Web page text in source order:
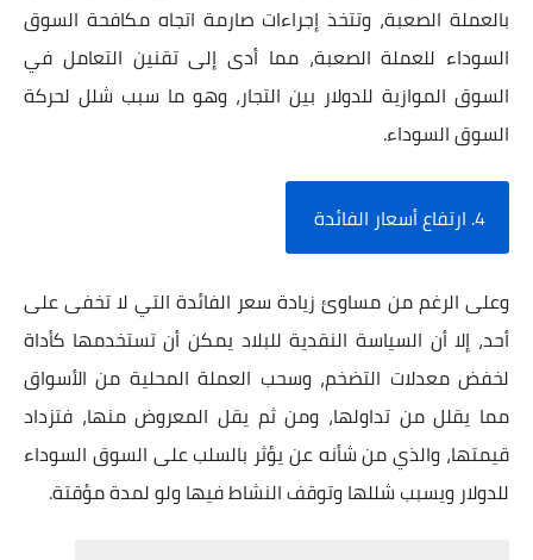
بالعملة الصعبة، وتتخذ إجراءات صارمة اتجاه مكافحة السوق
السوداء للعملة الصعبة، مما أدى إلى تقنين التعامل في
السوق الموازية للدولار بين التجار، وهو ما سبب شلل لحركة
السوق السوداء.
4. ارتفاع أسعار الفائدة
وعلى الرغم من مساوئ زيادة سعر الفائدة التي لا تخفى على
أحد، إلا أن السياسة النقدية للبلاد يمكن أن تستخدمها كأداة
لخفض معدلات التضخم، وسحب العملة المحلية من الأسواق
مما يقلل من تداولها، ومن ثم يقل المعروض منها، فتزداد
قيمتها، والذي من شأنه عن يؤثر بالسلب على السوق السوداء
للدولار ويسبب شللها وتوقف النشاط فيها ولو لمدة مؤقتة.